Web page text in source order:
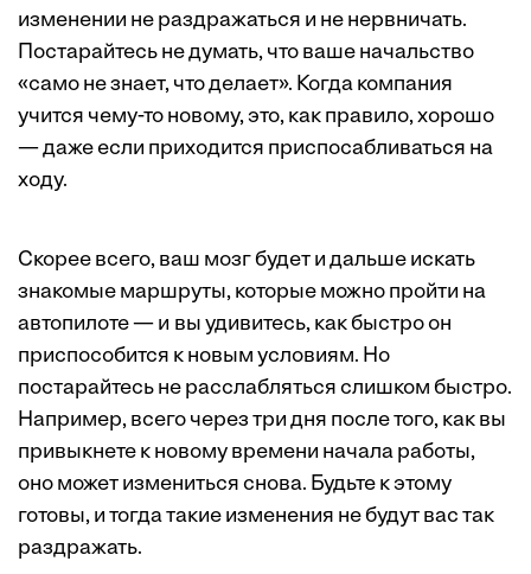
изменении не раздражаться и не нервничать.
Постарайтесь не думать, что ваше начальство
«само не знает, что делает». Когда компания
учится чему-то новому, это, как правило, хорошо
— даже если приходится приспосабливаться на
ходу.
Скорее всего, ваш мозг будет и дальше искать
знакомые маршруты, которые можно пройти на
автопилоте — и вы удивитесь, как быстро он
приспособится к новым условиям. Но
постарайтесь не расслабляться слишком быстро.
Например, всего через три дня после того, как вы
привыкнете к новому времени начала работы,
оно может измениться снова. Будьте к этому
готовы, и тогда такие изменения не будут вас так
раздражать.